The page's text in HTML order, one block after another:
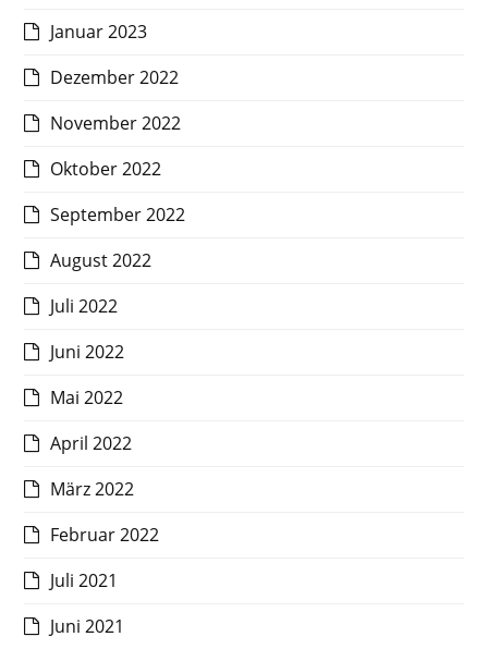
Januar 2023
Dezember 2022
November 2022
Oktober 2022
September 2022
August 2022
Juli 2022
Juni 2022
Mai 2022
April 2022
März 2022
Februar 2022
Juli 2021
Juni 2021